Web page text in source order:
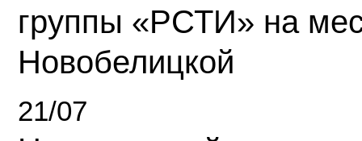
группы «РСТИ» на
Новобелицкой
21/07